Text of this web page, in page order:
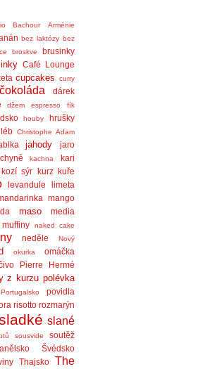
Bachour Arménie
bez laktózy bez
broskve
brusinky
Café Lounge
cupcakes curry
čokoláda dárek
džem espresso fík
houby hrušky
Christophe Adam
jahody jaro
kachna
kari
kozí sýr kurz kuře
levandule limeta
mango
maso
media
muffiny naked cake
neděle
Nový
okurka omáčka
Pierre Hermé
z kurzu polévka
Portugalsko povidla
risotto rozmarýn
slané
sousvide
soutěž
Švédsko
Thajsko
The